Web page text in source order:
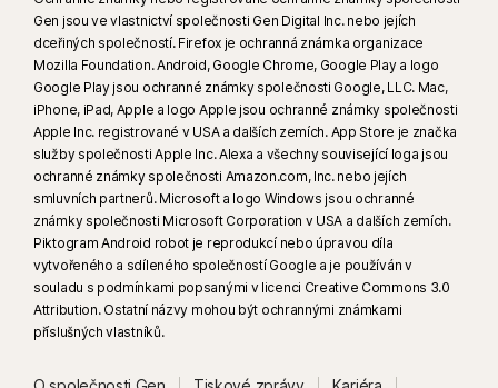
Gen jsou ve vlastnictví společnosti Gen Digital Inc. nebo jejích
dceřiných společností. Firefox je ochranná známka organizace
Mozilla Foundation. Android, Google Chrome, Google Play a logo
Google Play jsou ochranné známky společnosti Google, LLC. Mac,
iPhone, iPad, Apple a logo Apple jsou ochranné známky společnosti
Apple Inc. registrované v USA a dalších zemích. App Store je značka
služby společnosti Apple Inc. Alexa a všechny související loga jsou
ochranné známky společnosti Amazon.com, Inc. nebo jejích
smluvních partnerů. Microsoft a logo Windows jsou ochranné
známky společnosti Microsoft Corporation v USA a dalších zemích.
Piktogram Android robot je reprodukcí nebo úpravou díla
vytvořeného a sdíleného společností Google a je používán v
souladu s podmínkami popsanými v licenci Creative Commons 3.0
Attribution. Ostatní názvy mohou být ochrannými známkami
příslušných vlastníků.